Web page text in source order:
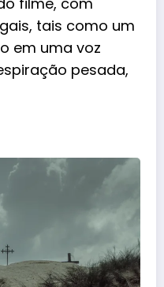
tais como um
em uma voz
pesada,